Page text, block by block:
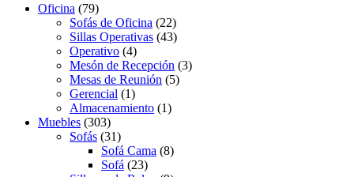
Oficina (79)
Sofás de Oficina (22)
Sillas Operativas (43)
Operativo (4)
Mesón de Recepción (3)
Mesas de Reunión (5)
Gerencial (1)
Almacenamiento (1)
Muebles (303)
Sofás (31)
Sofá Cama (8)
Sofá (23)